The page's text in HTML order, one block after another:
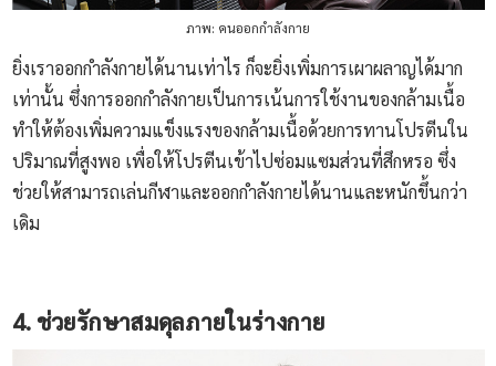
ภาพ: คนออกกำลังกาย
ยิ่งเราออกกำลังกายได้นานเท่าไร ก็จะยิ่งเพิ่มการเผาผลาญได้มาก
เท่านั้น ซึ่งการออกกำลังกายเป็นการเน้นการใช้งานของกล้ามเนื้อ
ทำให้ต้องเพิ่มความแข็งแรงของกล้ามเนื้อด้วยการทานโปรตีนใน
ปริมาณที่สูงพอ เพื่อให้โปรตีนเข้าไปซ่อมแซมส่วนที่สึกหรอ ซึ่ง
ช่วยให้สามารถเล่นกีฬาและออกกำลังกายได้นานและหนักขึ้นกว่า
เดิม
4. ช่วยรักษาสมดุลภายในร่างกาย